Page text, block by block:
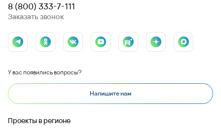
8 (800) 333-7-111
Заказать звонок
У вас появились вопросы?
Напишите нам
Проекты в регионе